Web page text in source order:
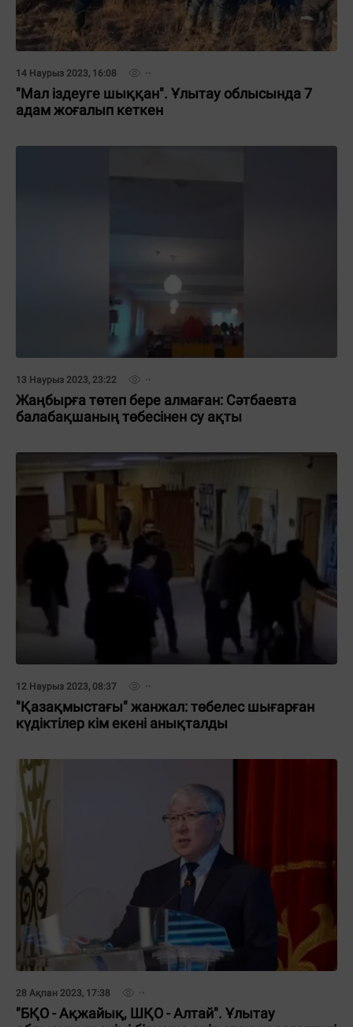
14 Наурыз 2023, 16:08
"Мал іздеуге шыққан". Ұлытау облысында 7
адам жоғалып кеткен
13 Наурыз 2023, 23:22
Жаңбырға төтеп бере алмаған: Сәтбаевта
балабақшаның төбесінен су ақты
12 Наурыз 2023, 08:37
"Қазақмыстағы" жанжал: төбелес шығарған
күдіктілер кім екені анықталды
28 Ақпан 2023, 17:38
"БҚО - Ақжайық, ШҚО - Алтай". Ұлытау